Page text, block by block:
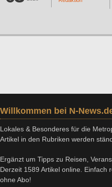
Willkommen bei N-
Lokales & Besonderes für die
Artikel in den Rubriken werden
Ergänzt um Tipps zu Reisen,
Derzeit 1589 Artikel online. Einfach
ohne Abo!